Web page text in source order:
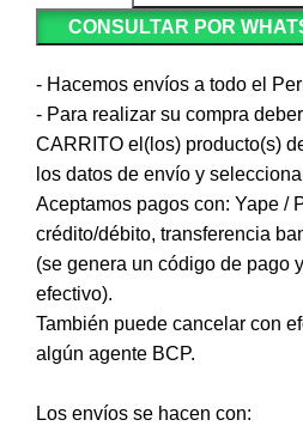
CONSULTAR POR
- Hacemos envíos a todo el
- Para realizar su compra
CARRITO el(los) producto(s)
los datos de envío y
Aceptamos pagos con: Yape /
crédito/débito, transferencia
(se genera un código de pago
efectivo).
También puede cancelar con
algún agente BCP.
Los envíos se hacen con: